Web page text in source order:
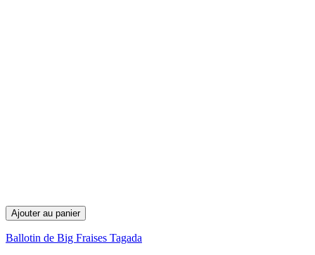
Ajouter au panier
Ballotin de Big Fraises Tagada